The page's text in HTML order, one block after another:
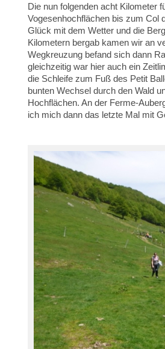
Die nun folgenden acht Kilometer
Vogesenhochflächen bis zum Col
Glück mit dem Wetter und die
Kilometern bergab kamen wir an
Wegkreuzung befand sich dann
gleichzeitig war hier auch ein
die Schleife zum Fuß des Petit
bunten Wechsel durch den Wald
Hochflächen. An der Ferme-
ich mich dann das letzte Mal mit